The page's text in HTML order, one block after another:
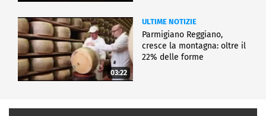
03:22
ULTIME NOTIZIE
Parmigiano Reggiano,
cresce la montagna: oltre il
22% delle forme